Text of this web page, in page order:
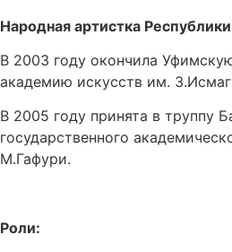
Народная артистка
В 2003 году окончила
академию искусств им.
В 2005 году принята в труппу
государственного
М.Гафури.
Роли: